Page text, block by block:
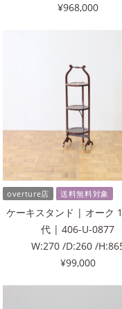
¥968,000
overture店 送料無料対象
ケーキスタンド | オーク
代 | 406-U-0877
W:270 /D:260 /
¥99,000